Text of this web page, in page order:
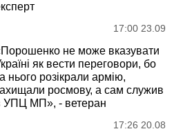
17:00 23.09
не може вказувати
як вести переговори, бо
нього розікрали армію,
росмову, а сам служив
УПЦ МП», - ветеран
17:26 20.08